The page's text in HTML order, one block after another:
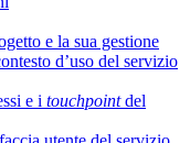
e la sua gestione
d’uso del servizio
e i touchpointdel